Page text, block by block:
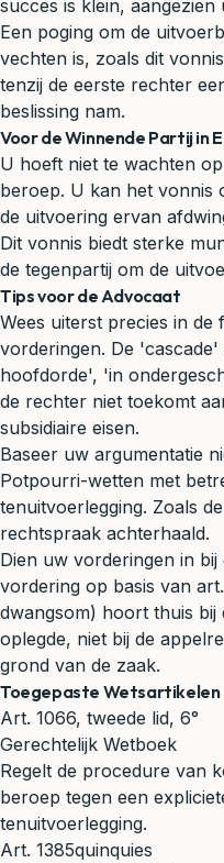
succes is klein,
Een poging om de
vechten is, zoals dit
tenzij de eerste rechter
beslissing nam.
Voor de Winnende Partij in
U hoeft niet te wachten
beroep. U kan het vonnis
de uitvoering ervan
Dit vonnis biedt sterke
de tegenpartij om de
Tips voor de Advocaat
Wees uiterst precies in
vorderingen. De
hoofdorde', 'in
de rechter niet toekomt
subsidiaire eisen.
Baseer uw argumentatie
Potpourri-wetten met
tenuitvoerlegging. Zoals
rechtspraak achterhaald.
Dien uw vorderingen in
vordering op basis van
dwangsom) hoort thuis bij
oplegde, niet bij de
grond van de zaak.
Toegepaste Wetsartikelen
Art. 1066, tweede lid, 6°
Gerechtelijk Wetboek
Regelt de procedure van
beroep tegen een
tenuitvoerlegging.
Art. 1385quinquies